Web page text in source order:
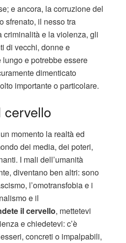
e ancora, la corruzione del
sfrenato, il nesso tra
criminalità e la violenza, gli
di vecchi, donne e
e potrebbe essere
dimenticato
importante o particolare.
momento la realtà ed
dei media, dei poteri,
I mali dell’umanità
diventano ben altri: sono
l’omotransfobia e i
e il
il cervello, mettetevi
e chiedetevi: c’è
concreti o impalpabili,